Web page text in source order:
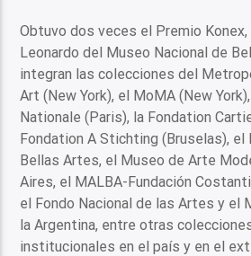
Obtuvo dos veces el Premio
Leonardo del Museo Nacional de
integran las colecciones del
Art (New York), el MoMA (New
Nationale (Paris), la Fondation
Fondation A Stichting (Bruselas), el
Bellas Artes, el Museo de Arte
Aires, el MALBA-Fundación
el Fondo Nacional de las Artes y el
la Argentina, entre otras
institucionales en el país y en el